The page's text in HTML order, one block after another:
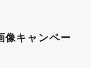
像キャンペー